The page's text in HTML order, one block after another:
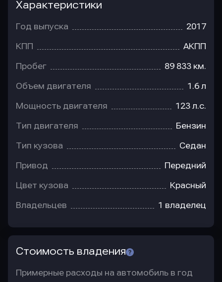
Характеристики
Год выпуска 2017
КПП АКПП
Пробег 89 833 км.
Объем двигателя 1.6 л
Мощность двигателя 123 л.с.
Тип двигателя Бензин
Тип кузова Седан
Привод Передний
Цвет кузова Красный
Владельцев 1 владелец
Стоимость владения
Примерные расходы на автомобиль в год